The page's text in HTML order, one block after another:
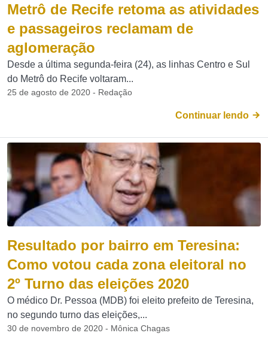
Metrô de Recife retoma as atividades
e passageiros reclamam de
aglomeração
Desde a última segunda-feira (24), as linhas Centro e Sul
do Metrô do Recife voltaram...
25 de agosto de 2020 - Redação
Continuar lendo
Resultado por bairro em Teresina:
Como votou cada zona eleitoral no
2º Turno das eleições 2020
O médico Dr. Pessoa (MDB) foi eleito prefeito de Teresina,
no segundo turno das eleições,...
30 de novembro de 2020 - Mônica Chagas